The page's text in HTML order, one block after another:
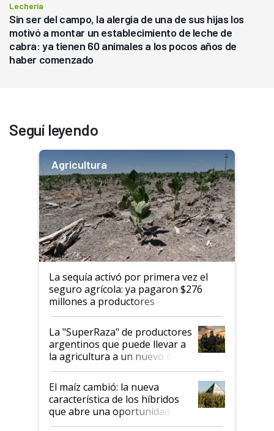
Lechería
Sin ser del campo, la alergia de una de sus hijas los
motivó a montar un establecimiento de leche de
cabra: ya tienen 60 animales a los pocos años de
haber comenzado
Seguí leyendo
Agricultura
La sequía activó por primera vez el
seguro agrícola: ya pagaron $276
millones a productores
La "SuperRaza" de productores
argentinos que puede llevar a
la agricultura a un nuevo nivel:
"Las posibilidades de
crecimiento son infinitas"
El maíz cambió: la nueva
característica de los híbridos
que abre una oportunidad en
el lote